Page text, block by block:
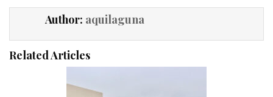
Author: aquilaguna
Related Articles